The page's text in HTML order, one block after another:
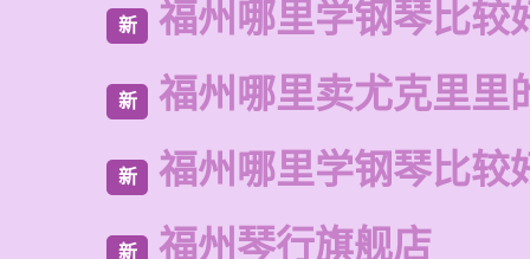
新 福州哪里学钢琴比较
新 福州哪里卖尤克里里
新 福州哪里学钢琴比较
新 福州琴行旗舰店